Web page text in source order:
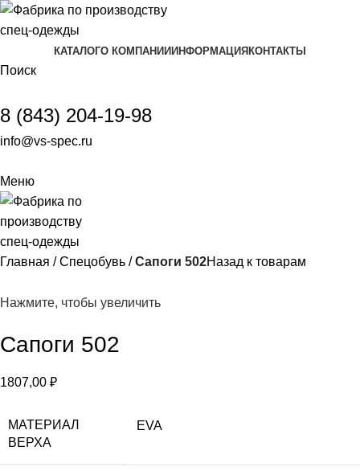
КАТАЛОГО КОМПАНИИ ИНФОРМАЦИЯ КОНТАКТЫ
Поиск
8 (843) 204-19-98
info@vs-spec.ru
Меню
Главная Спецобувь Сапоги 502Назад к товарам
Нажмите, чтобы увеличить
Сапоги 502
1807,00 ₽
МАТЕРИАЛ
ВЕРХА
EVA